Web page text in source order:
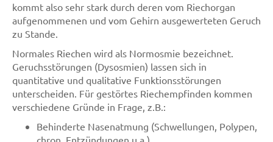
kommt also sehr stark durch deren vom Riechorgan
aufgenommenen und vom Gehirn ausgewerteten Geruch
zu Stande.
Normales Riechen wird als Normosmie bezeichnet.
Geruchsstörungen (Dysosmien) lassen sich in
quantitative und qualitative Funktionsstörungen
unterscheiden. Für gestörtes Riechempfinden kommen
verschiedene Gründe in Frage, z.B.:
Behinderte Nasenatmung (Schwellungen, Polypen,
chron. Entzündungen u.a.)